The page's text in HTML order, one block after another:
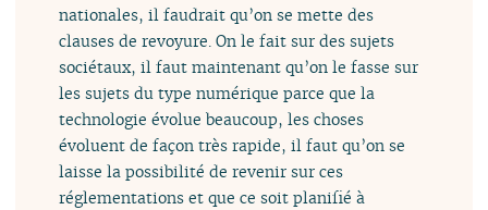
nationales, il faudrait qu’on se mette des
clauses de revoyure. On le fait sur des sujets
sociétaux, il faut maintenant qu’on le fasse sur
les sujets du type numérique parce que la
technologie évolue beaucoup, les choses
évoluent de façon très rapide, il faut qu’on se
laisse la possibilité de revenir sur ces
réglementations et que ce soit planifié à